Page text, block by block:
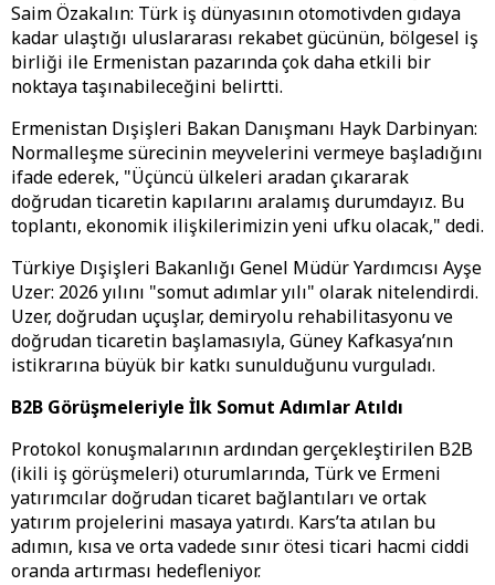
Saim Özakalın: Türk iş dünyasının otomotivden gıdaya
kadar ulaştığı uluslararası rekabet gücünün, bölgesel iş
birliği ile Ermenistan pazarında çok daha etkili bir
noktaya taşınabileceğini belirtti.
​Ermenistan Dışişleri Bakan Danışmanı Hayk Darbinyan:
Normalleşme sürecinin meyvelerini vermeye başladığını
ifade ederek, "Üçüncü ülkeleri aradan çıkararak
doğrudan ticaretin kapılarını aralamış durumdayız. Bu
toplantı, ekonomik ilişkilerimizin yeni ufku olacak," dedi.
​Türkiye Dışişleri Bakanlığı Genel Müdür Yardımcısı Ayşe
Uzer: 2026 yılını "somut adımlar yılı" olarak nitelendirdi.
Uzer, doğrudan uçuşlar, demiryolu rehabilitasyonu ve
doğrudan ticaretin başlamasıyla, Güney Kafkasya’nın
istikrarına büyük bir katkı sunulduğunu vurguladı.
B2B Görüşmeleriyle İlk Somut Adımlar Atıldı
​Protokol konuşmalarının ardından gerçekleştirilen B2B
(ikili iş görüşmeleri) oturumlarında, Türk ve Ermeni
yatırımcılar doğrudan ticaret bağlantıları ve ortak
yatırım projelerini masaya yatırdı. Kars’ta atılan bu
adımın, kısa ve orta vadede sınır ötesi ticari hacmi ciddi
oranda artırması hedefleniyor.